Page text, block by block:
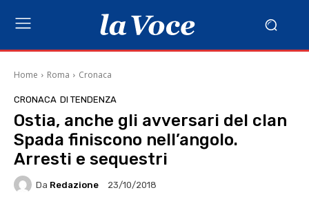
Home Roma Cronaca
CRONACA DI TENDENZA
Ostia, anche gli avversari del clan
Spada finiscono nell’angolo.
Arresti e sequestri
Da Redazione 23/10/2018